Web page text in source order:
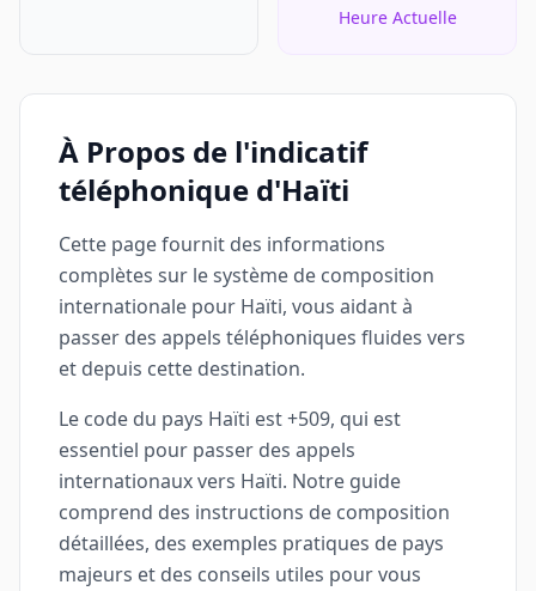
Heure Actuelle
À Propos de l'indicatif
téléphonique d'Haïti
Cette page fournit des informations
complètes sur le système de composition
internationale pour Haïti, vous aidant à
passer des appels téléphoniques fluides vers
et depuis cette destination.
Le code du pays Haïti est +509, qui est
essentiel pour passer des appels
internationaux vers Haïti. Notre guide
comprend des instructions de composition
détaillées, des exemples pratiques de pays
majeurs et des conseils utiles pour vous